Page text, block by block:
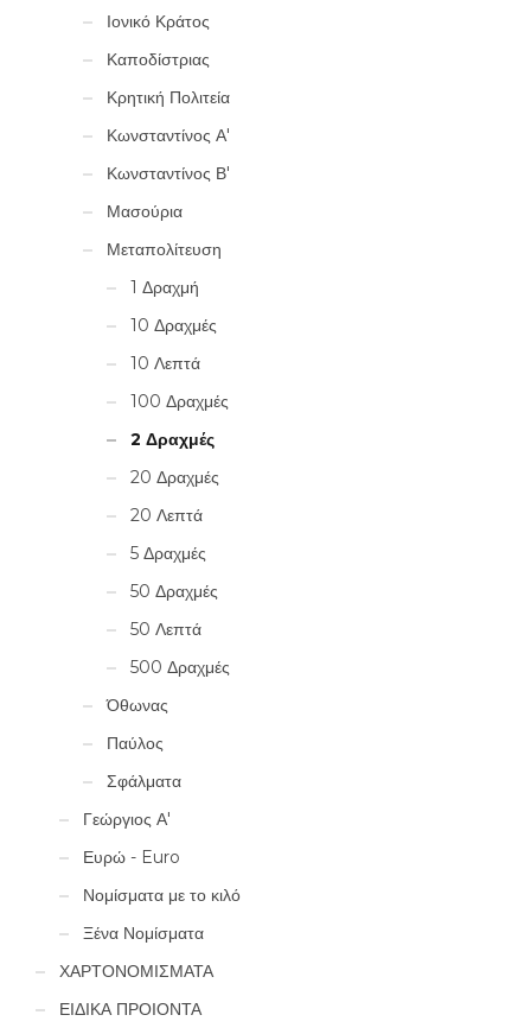
Ιονικό Κράτος
Καποδίστριας
Κρητική Πολιτεία
Κωνσταντίνος Α'
Κωνσταντίνος Β'
Μασούρια
Μεταπολίτευση
1 Δραχμή
10 Δραχμές
10 Λεπτά
100 Δραχμές
2 Δραχμές
20 Δραχμές
20 Λεπτά
5 Δραχμές
50 Δραχμές
50 Λεπτά
500 Δραχμές
Όθωνας
Παύλος
Σφάλματα
Γεώργιος Α'
Ευρώ - Euro
Νομίσματα με το κιλό
Ξένα Νομίσματα
ΧΑΡΤΟΝΟΜΙΣΜΑΤΑ
ΕΙΔΙΚΑ ΠΡΟΙΟΝΤΑ